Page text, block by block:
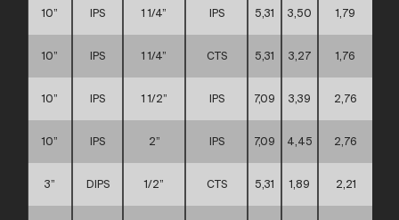
10” IPS 1 1/4” IPS 5,31 3,50 1,79
10” IPS 1 1/4” CTS 5,31 3,27 1,76
10” IPS 1 1/2” IPS 7,09 3,39 2,76
10” IPS 2” IPS 7,09 4,45 2,76
3” DIPS 1/2” CTS 5,31 1,89 2,21